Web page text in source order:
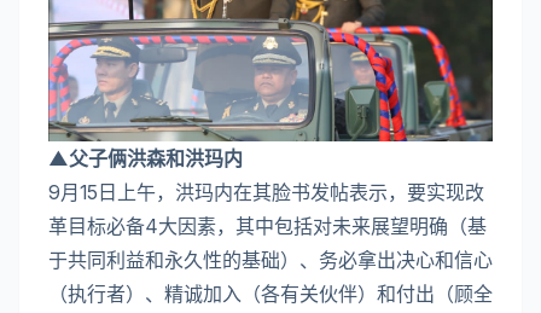
▲父子俩洪森和洪玛内
9月15日上午，洪玛内在其脸书发帖表示，要实现改
革目标必备4大因素，其中包括对未来展望明确（基
于共同利益和永久性的基础）、务必拿出决心和信心
（执行者）、精诚加入（各有关伙伴）和付出（顾全